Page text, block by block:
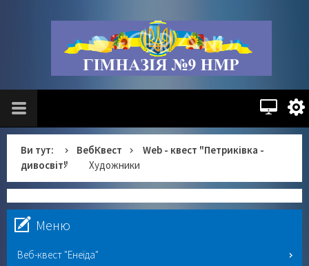
Ви тут: ВебКвест
Web - квест "Петриківка -
дивосвіт"
Художники
Меню
Веб-квест "Енеїда"